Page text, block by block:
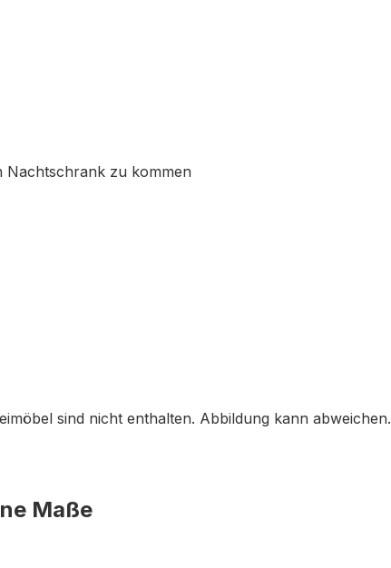
Nachtschrank zu kommen
sind nicht enthalten. Abbildung kann abweichen.
Maße